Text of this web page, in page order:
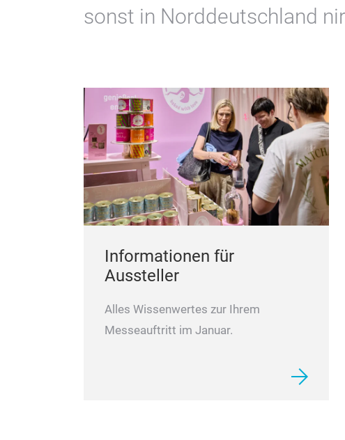
sonst in Norddeutschland
Informationen für
Aussteller
Alles Wissenwertes zur Ihrem
Messeauftritt im Januar.